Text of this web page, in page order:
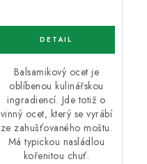
Balsamikový ocet je
oblíbenou kulinářskou
ingradiencí. Jde totiž o
vinný ocet, který se vyrábí
ze zahušťovaného moštu.
Má typickou nasládlou
kořenitou chuť.